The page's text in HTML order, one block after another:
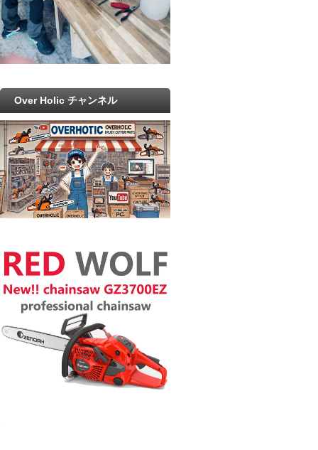
Over Holic チャンネル